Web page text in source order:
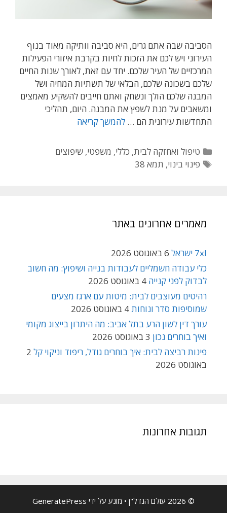
הסביבה שבה אתם גרים, היא סביבה וותיקה מאוד בנוף
העירוני ויש לכם את הזכות לחיות בקרבת איזורי הפעילות
המרכזיים של העיר שלכם. יחד עם זאת, לאורך שנות החיים
שלכם בשכונה שלכם, הבלאי של תשתיות המחיה ושל
המבנה שלכם הולך ונשחק ואתם חייבים להשקיע מאמצים
ומשאבים על מנת לשפץ את המבנה. היום, תהליכי
התחדשות עירונית הם … להמשך קריאה
בפרויקטים
קטגוריות
טיפול ואחזקה לבית, כללי, משפטי,שיפוצים
תגיות
פינוי בינוי, תמא 38
מאמרים אחרונים באתר
7xl ישראל
6 באוגוסט 2026
כלי עבודה חשמליים לעבודות בנייה ושיפוץ: מה חשוב
לבדוק לפני קנייה 4 באוגוסט 2026
רהיטים מעוצבים לבית: מיטות עם ארגז מצעים
שמוסיפות סדר ונוחות4 באוגוסט 2026
עורך דין לשון הרע בתל אביב: מה היתרון בייצוג מקומי
ואיך בוחרים נכון 3 באוגוסט 2026
פינות רביצה לבית: איך בוחרים גודל, ריפוד וניקוי קל 2
באוגוסט 2026
תגובות אחרונות
© 2026 עולם הנדל"ן • מונע על ידי GeneratePress